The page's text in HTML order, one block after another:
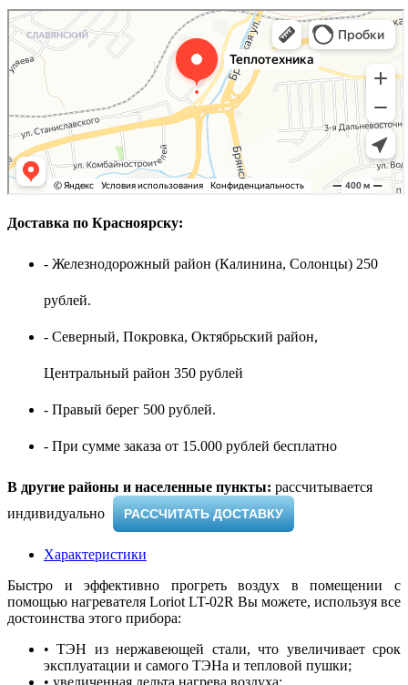
Доставка по Красноярску:
- Железнодорожный район (Калинина, Солонцы) 250
рублей.
- Северный, Покровка, Октябрьский район,
Центральный район 350 рублей
- Правый берег 500 рублей.
- При сумме заказа от 15.000 рублей бесплатно
В другие районы и населенные пункты: рассчитывается
индивидуально ​
РАССЧИТАТЬ ДОСТАВКУ
Характеристики
Быстро и эффективно прогреть воздух в помещении с
помощью нагревателя Loriot LT-02R Вы можете, используя все
достоинства этого прибора:
• ТЭН из нержавеющей стали, что увеличивает срок
эксплуатации и самого ТЭНа и тепловой пушки;
• увеличенная дельта нагрева воздуха;